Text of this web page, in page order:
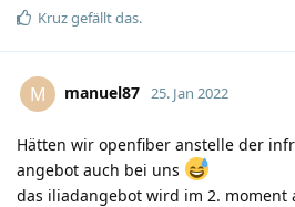
Kruzgefällt das.
M manuel87 25. Jan 2022
Hätten wir openfiber anstelle der
angebot auch bei uns
das iliadangebot wird im 2. moment